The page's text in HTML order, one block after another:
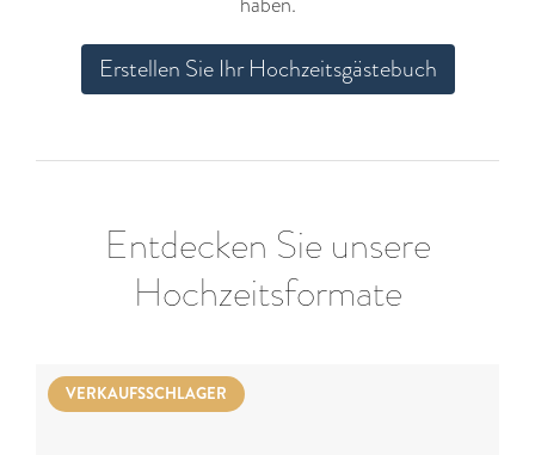
Erstellen Sie Ihr Hochzeitsgästebuch
Entdecken Sie unsere
Hochzeitsformate
VERKAUFSSCHLAGER